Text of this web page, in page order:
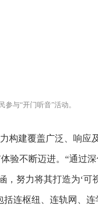
参与“开门听音”活动。
构建覆盖广泛、响应
验不断迈进。“通过深
，努力将其打造为‘可
连枢纽、连轨网、